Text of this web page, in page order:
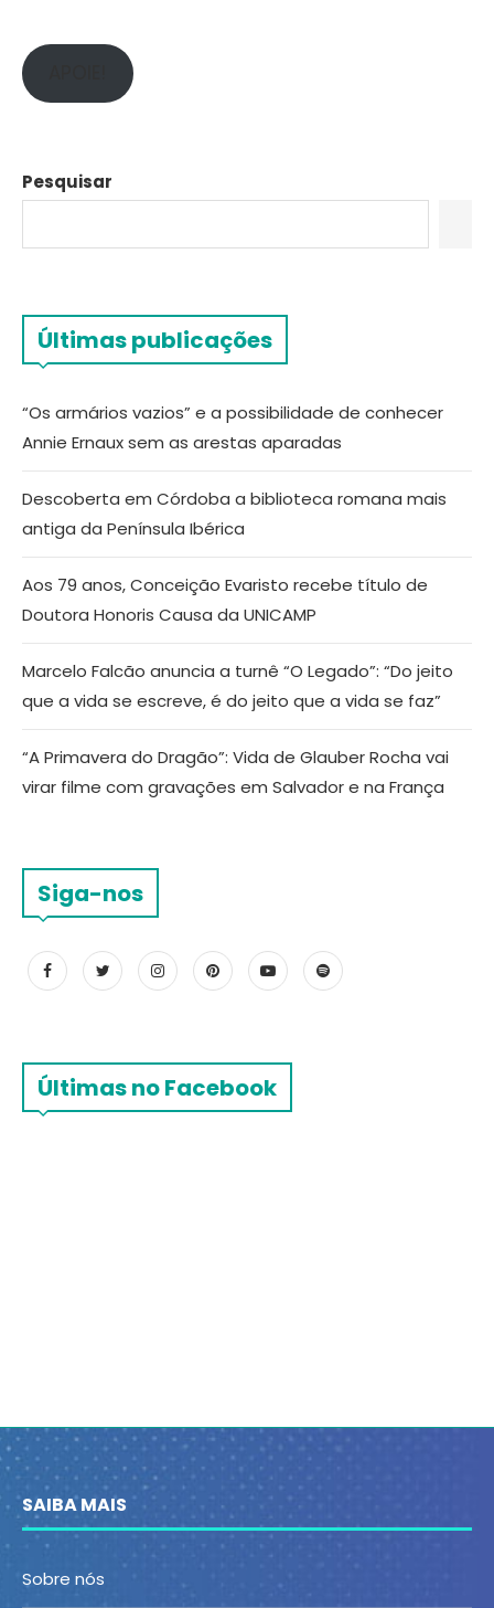
Pesquisar
Últimas publicações
“Os armários vazios” e a possibilidade de conhecer
Annie Ernaux sem as arestas aparadas
Descoberta em Córdoba a biblioteca romana mais
antiga da Península Ibérica
Aos 79 anos, Conceição Evaristo recebe título de
Doutora Honoris Causa da UNICAMP
Marcelo Falcão anuncia a turnê “O Legado”: “Do jeito
que a vida se escreve, é do jeito que a vida se faz”
“A Primavera do Dragão”: Vida de Glauber Rocha vai
virar filme com gravações em Salvador e na França
Siga-nos
Últimas no Facebook
SAIBA MAIS
Sobre nós